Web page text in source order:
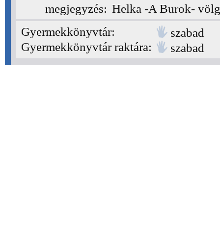
megjegyzés: Helka -A Burok-
Gyermekkönyvtár:
szabad
Gyermekkönyvtár raktára:
szabad